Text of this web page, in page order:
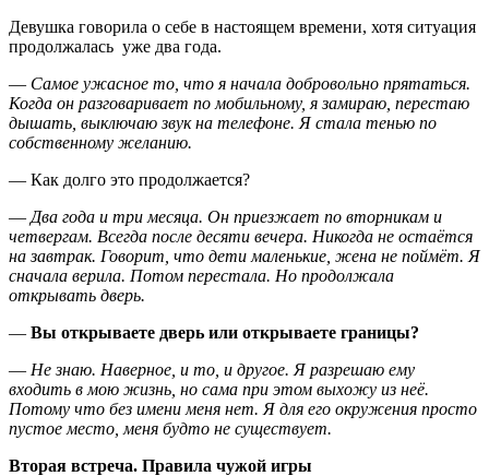
Девушка говорила о себе в настоящем времени, хотя ситуация
продолжалась уже два года.
— Самое ужасное то, что я начала добровольно прятаться.
Когда он разговаривает по мобильному, я замираю, перестаю
дышать, выключаю звук на телефоне. Я стала тенью по
собственному желанию.
— Как долго это продолжается?
— Два года и три месяца. Он приезжает по вторникам и
четвергам. Всегда после десяти вечера. Никогда не остаётся
на завтрак. Говорит, что дети маленькие, жена не поймёт. Я
сначала верила. Потом перестала. Но продолжала
открывать дверь.
— Вы открываете дверь или открываете границы?
— Не знаю. Наверное, и то, и другое. Я разрешаю ему
входить в мою жизнь, но сама при этом выхожу из неё.
Потому что без имени меня нет. Я для его окружения просто
пустое место, меня будто не существует.
Вторая встреча. Правила чужой игры